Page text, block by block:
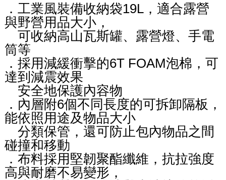
．工業風裝備收納袋19L，適合露營
與野營用品大小，
可收納高山瓦斯罐、露營燈、手電
筒等
．採用減緩衝擊的6T FOAM泡棉，可
達到減震效果
安全地保護內容物
．內層附6個不同長度的可拆卸隔板，
能依照用途及物品大小
分類保管，還可防止包內物品之間
碰撞和移動
．布料採用堅韌聚酯纖維，抗拉強度
高與耐磨不易變形，